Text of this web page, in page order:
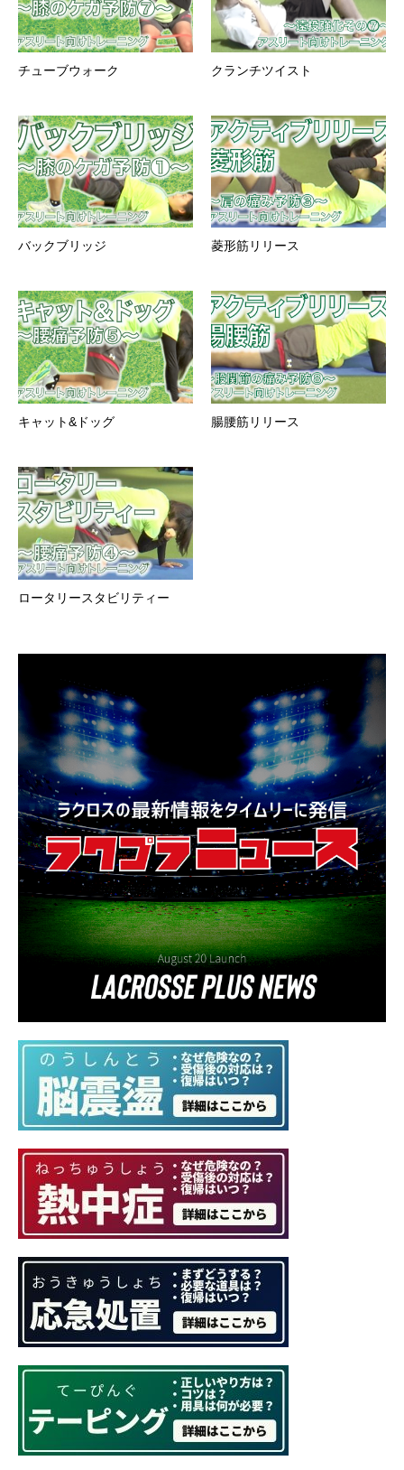
チューブウォーク クランチツイスト
バックブリッジ 菱形筋リリース
キャット&ドッグ 腸腰筋リリース
ロータリースタビリティー